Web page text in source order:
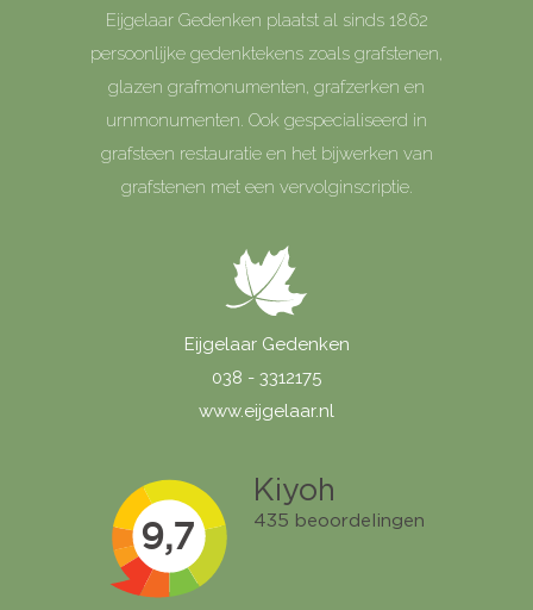
Eijgelaar Gedenken plaatst al sinds 1862
persoonlijke gedenktekens zoals grafstenen,
glazen grafmonumenten, grafzerken en
urnmonumenten. Ook gespecialiseerd in
grafsteen restauratie en het bijwerken van
grafstenen met een vervolginscriptie.
Eijgelaar Gedenken
038 - 3312175
www.eijgelaar.nl